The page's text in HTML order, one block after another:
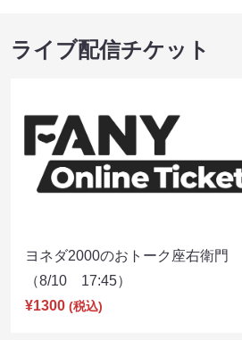
ライブ配信チケット
ヨネダ2000のおトーク座右衛門
（8/10 17:45）
¥1300 (税込)